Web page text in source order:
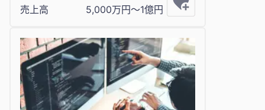
売上高
5,000万円〜1億円